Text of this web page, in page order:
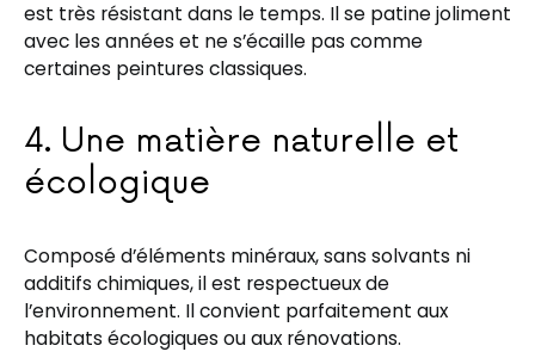
est très résistant dans le temps. Il se patine joliment
avec les années et ne s’écaille pas comme
certaines peintures classiques.
4. Une matière naturelle et
écologique
Composé d’éléments minéraux, sans solvants ni
additifs chimiques, il est respectueux de
l’environnement. Il convient parfaitement aux
habitats écologiques ou aux rénovations.